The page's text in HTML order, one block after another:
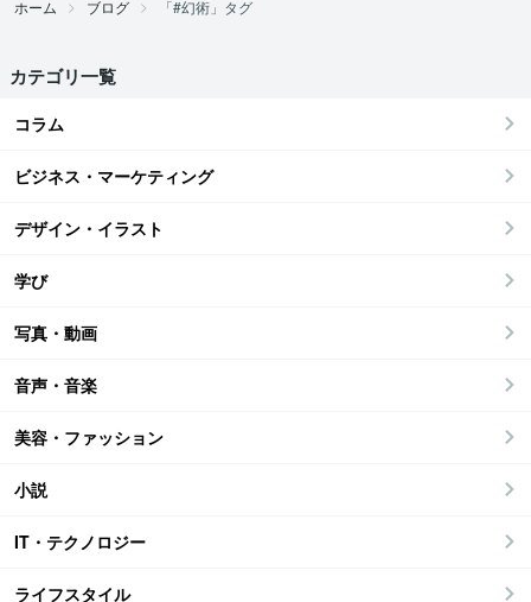
ホーム ブログ 「#幻術」タグ
カテゴリ一覧
コラム
ビジネス・マーケティング
デザイン・イラスト
学び
写真・動画
音声・音楽
美容・ファッション
小説
IT・テクノロジー
ライフスタイル